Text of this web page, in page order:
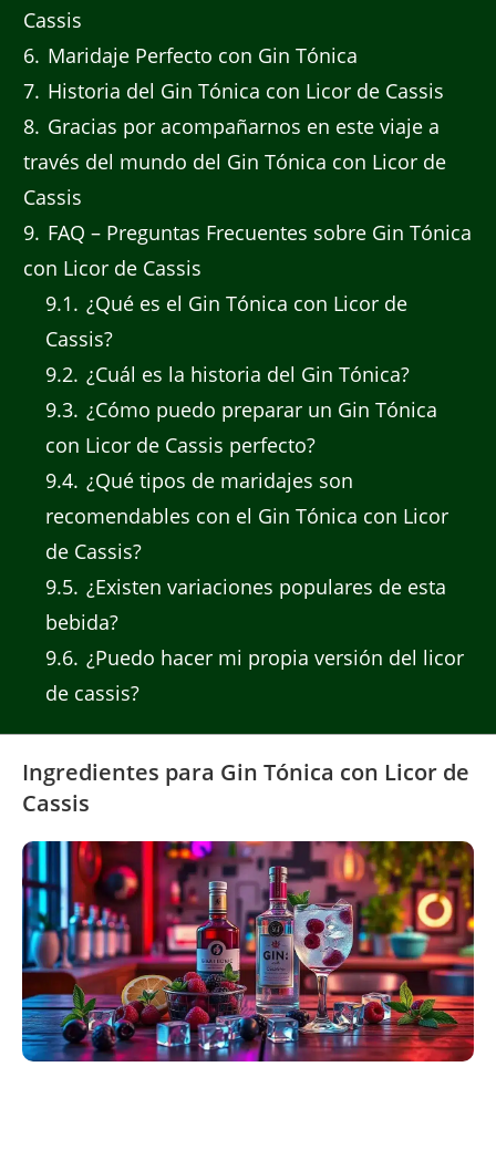
Cassis
6 Maridaje Perfecto con Gin Tónica
7 Historia del Gin Tónica con Licor de Cassis
8 Gracias por acompañarnos en este viaje a
través del mundo del Gin Tónica con Licor de
Cassis
9 FAQ – Preguntas Frecuentes sobre Gin Tónica
con Licor de Cassis
9.1
¿Qué es el Gin Tónica con Licor de
Cassis?
9.2 ¿Cuál es la historia del Gin Tónica?
9.3 ¿Cómo puedo preparar un Gin Tónica
con Licor de Cassis perfecto?
9.4 ¿Qué tipos de maridajes son
recomendables con el Gin Tónica con Licor
de Cassis?
9.5 ¿Existen variaciones populares de esta
bebida?
9.6 ¿Puedo hacer mi propia versión del licor
de cassis?
Ingredientes para Gin Tónica con Licor de
Cassis